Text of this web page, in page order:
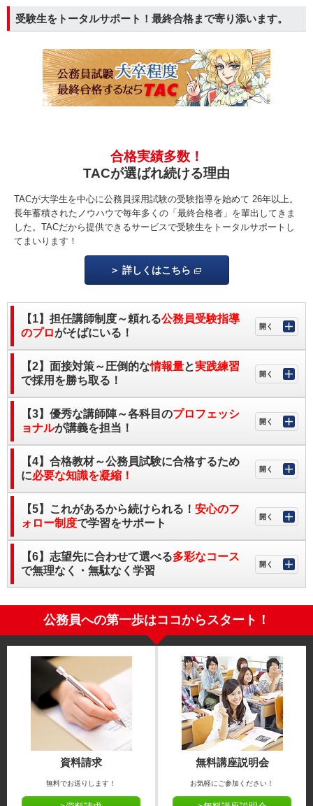
受験生をトータルサポート！最終合格まで寄り添います。
合格実績多数！
TACが選ばれ続ける理由
TACが大学生を中心に公務員採用試験の受験指導を始めて 26年以上。
長年蓄積されたノウハウで毎年多くの「最終合格者」を輩出してきま
した。TACだから提供できるサービスで受験生をトータルサポートし
てまいります！
詳しくはこちら
【1】担任講師制度～頼れる公務員受験指導
のプロがそばにいる！
【2】面接対策～圧倒的な情報量と実践練習
で採用を勝ち取る！
【3】優秀な講師陣～各科目のプロフェッシ
ョナルが講義を担当！
【4】合格教材～公務員試験に合格するため
に必要な知識を凝縮！
【5】これがあるから続けられる！ 安心のフ
ォロー制度で学習をサポート
【6】志望先に合わせて選べる多彩なコース
で無理なく・無駄なく学習
公務員への第一歩はココからスタート！
資料請求
無料でお送りします！
無料講座説明会
お気軽にご参加ください！